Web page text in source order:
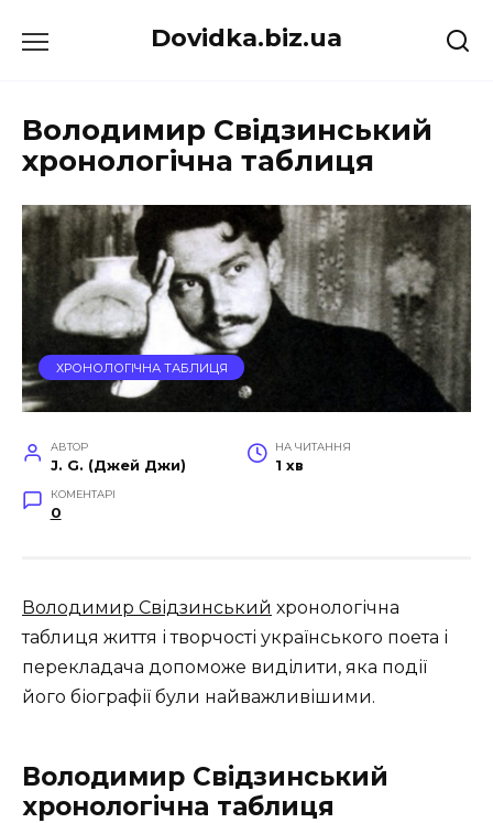
до
Dovidka.biz.ua
Володимир Свідзинський
хронологічна таблиця
ХРОНОЛОГІЧНА ТАБЛИЦЯ
АВТОР
J. G. (Джей Джи)
НА ЧИТАННЯ
1 хв
КОМЕНТАРІ
0
Володимир Свідзинський хронологічна
таблиця життя і творчості українського поета і
перекладача допоможе виділити, яка події
його біографії були найважливішими.
Володимир Свідзинський
хронологічна таблиця